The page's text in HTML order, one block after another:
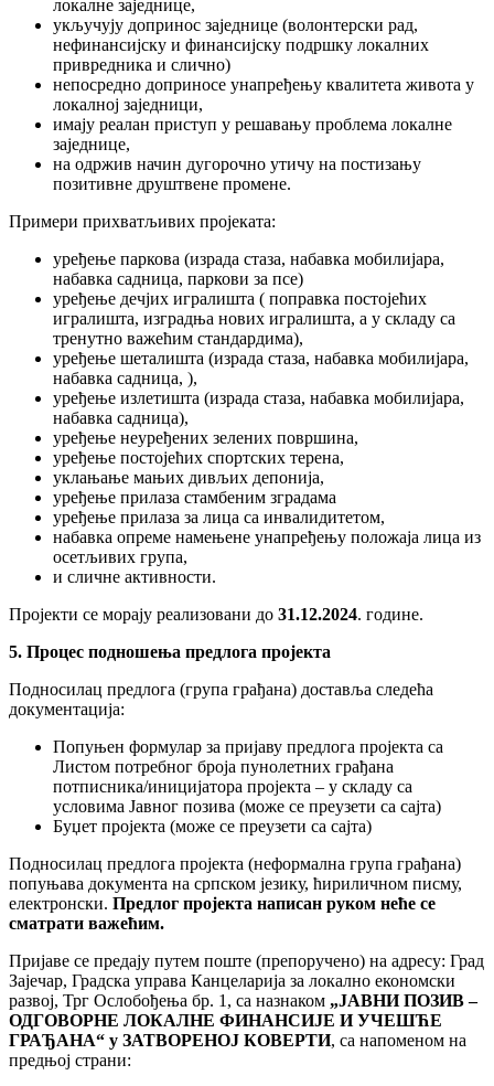
локалне заједнице,
укључују допринос заједнице (волонтерски рад,
нефинансијску и финансијску подршку локалних
привредника и слично)
непосредно доприносе унапређењу квалитета живота у
локалној заједници,
имају реалан приступ у решавању проблема локалне
заједнице,
на одржив начин дугорочно утичу на постизању
позитивне друштвене промене.
Примери прихватљивих пројеката:
уређење паркова (израда стаза, набавка мобилијара,
набавка садница, паркови за псе)
уређење дечјих игралишта ( поправка постојећих
игралишта, изградња нових игралишта, а у складу са
тренутно важећим стандардима),
уређење шеталишта (израда стаза, набавка мобилијара,
набавка садница, ),
уређење излетишта (израда стаза, набавка мобилијара,
набавка садница),
уређење неуређених зелених површина,
уређење постојећих спортских терена,
уклањање мањих дивљих депонија,
уређење прилаза стамбеним зградама
уређење прилаза за лица са инвалидитетом,
набавка опреме намењене унапређењу положаја лица из
осетљивих група,
и сличне активности.
Пројекти се морају реализовани до 31.12.2024. године.
5. Процес подношења предлога пројекта
Подносилац предлога (група грађана) доставља следећа
документација:
Попуњен формулар за пријаву предлога пројекта са
Листом потребног броја пунолетних грађана
потписника/иницијатора пројекта – у складу са
условима Јавног позива (може се преузети са сајта)
Буџет пројекта (може се преузети са сајта)
Подносилац предлога пројекта (неформална група грађана)
попуњава документа на српском језику, ћириличном писму,
електронски. Предлог пројекта написан руком неће се
сматрати важећим.
Пријаве се предају путем поште (препоручено) на адресу: Град
Зајечар, Градска управа Канцеларија за локално економски
развој, Трг Ослобођења бр. 1, са назнаком „ЈАВНИ ПОЗИВ –
ОДГОВОРНЕ ЛОКАЛНЕ ФИНАНСИЈЕ И УЧЕШЋЕ
ГРАЂАНА“ у ЗАТВОРЕНОЈ КОВЕРТИ, са напоменом на
предњој страни: